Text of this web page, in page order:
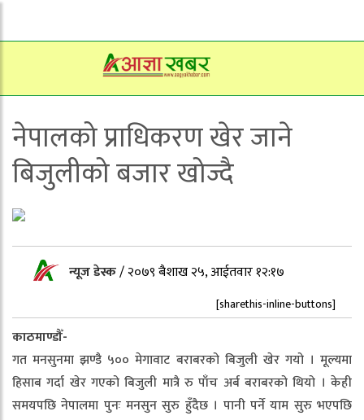
नेपालको प्राधिकरण खेर जाने
बिजुलीको बजार खोज्दै
न्यूज डेस्क/२०७९ बैशाख २५, आईतवार १२:१७
[sharethis-inline-buttons]
काठमाण्डौँ-
गत मनसुनमा झण्डै ५०० मेगावाट बराबरको बिजुली खेर गयो । मूल्यमा
हिसाब गर्दा खेर गएको बिजुली मात्रै रु पाँच अर्ब बराबरको थियो । केही
समयपछि नेपालमा पुनः मनसुन सुरु हुँदैछ । पानी पर्ने याम सुरु भएपछि